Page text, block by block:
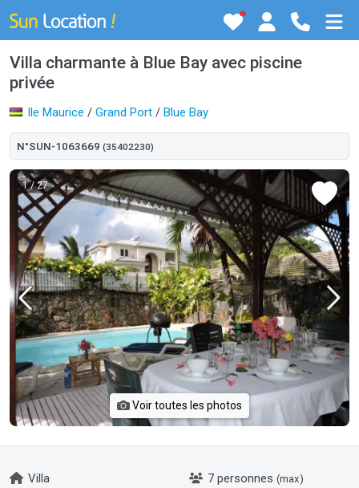
Villa charmante à Blue Bay avec piscine
privée
Ile Maurice / Grand Port / Blue Bay
N°SUN-1063669 (35402230)
1/ 27
Voir toutes les photos
Villa 7 personnes (max)